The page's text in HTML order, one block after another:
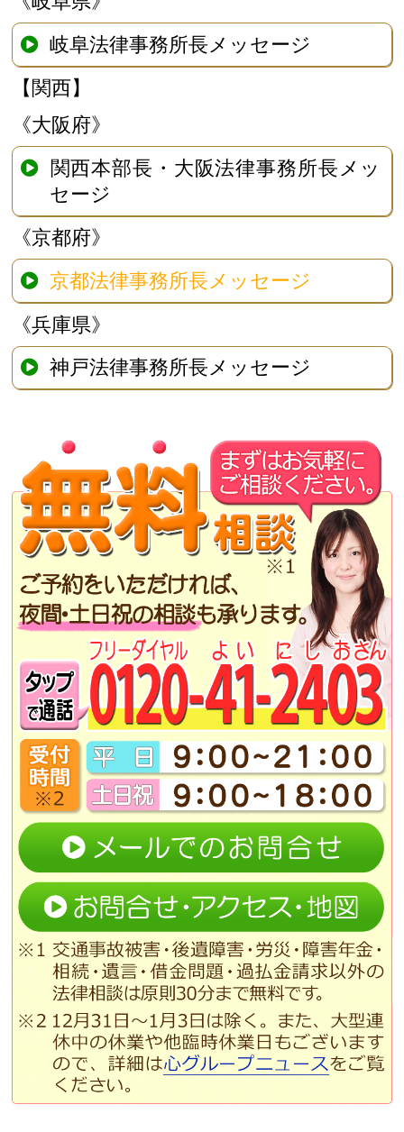
岐阜法律事務所長メッセージ
【関西】
《大阪府》
関西本部長・大阪法律事務所長メッ
セージ
《京都府》
京都法律事務所長メッセージ
《兵庫県》
神戸法律事務所長メッセージ